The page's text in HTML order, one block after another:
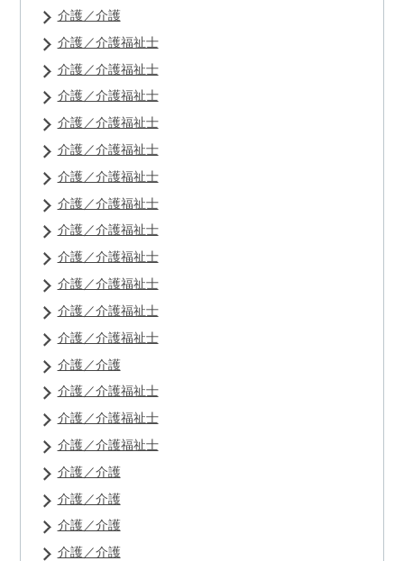
介護／介護
介護／介護福祉士
介護／介護福祉士
介護／介護福祉士
介護／介護福祉士
介護／介護福祉士
介護／介護福祉士
介護／介護福祉士
介護／介護福祉士
介護／介護福祉士
介護／介護福祉士
介護／介護福祉士
介護／介護福祉士
介護／介護
介護／介護福祉士
介護／介護福祉士
介護／介護福祉士
介護／介護
介護／介護
介護／介護
介護／介護